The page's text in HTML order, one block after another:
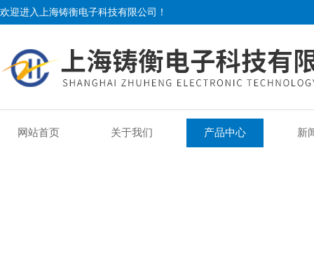
欢迎进入上海铸衡电子科技有限公司！
网站首页 关于我们 产品中心 新